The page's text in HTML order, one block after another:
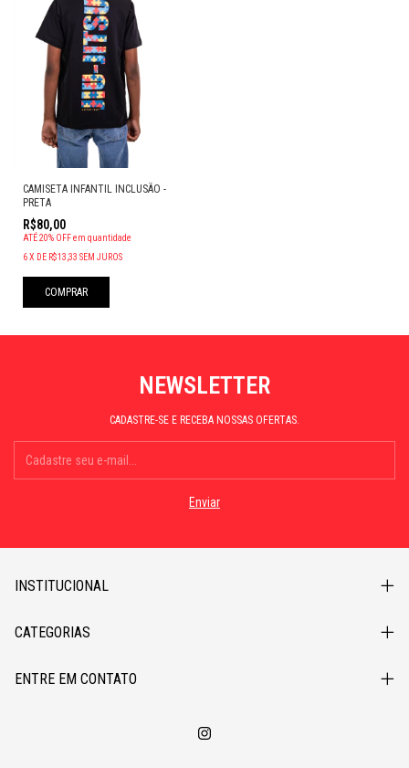
CAMISETA INFANTIL INCLUSÃO -
PRETA
R$80,00
ATÉ 20% OFFem quantidade
6X DE R$13,33 SEM JUROS
COMPRAR
NEWSLETTER
CADASTRE-SE E RECEBA NOSSAS OFERTAS.
INSTITUCIONAL
CATEGORIAS
ENTRE EM CONTATO